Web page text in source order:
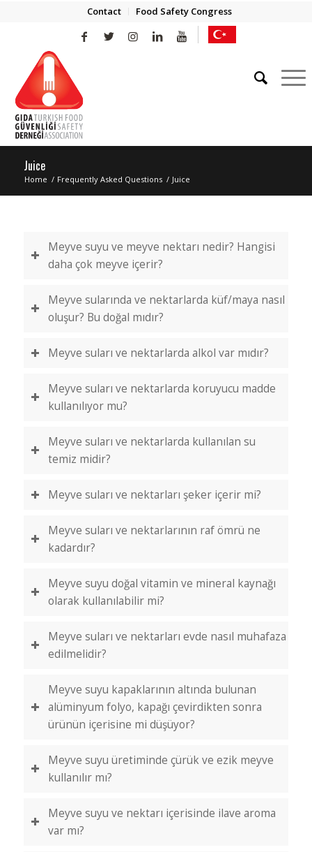
Contact Food Safety Congress
Juice
Home / Frequently Asked Questions / Juice
Meyve suyu ve meyve nektarı nedir? Hangisi
daha çok meyve içerir?
Meyve sularında ve nektarlarda küf/maya nasıl
oluşur? Bu doğal mıdır?
Meyve suları ve nektarlarda alkol var mıdır?
Meyve suları ve nektarlarda koruyucu madde
kullanılıyor mu?
Meyve suları ve nektarlarda kullanılan su
temiz midir?
Meyve suları ve nektarları şeker içerir mi?
Meyve suları ve nektarlarının raf ömrü ne
kadardır?
Meyve suyu doğal vitamin ve mineral kaynağı
olarak kullanılabilir mi?
Meyve suları ve nektarları evde nasıl muhafaza
edilmelidir?
Meyve suyu kapaklarının altında bulunan
alüminyum folyo, kapağı çevirdikten sonra
ürünün içerisine mi düşüyor?
Meyve suyu üretiminde çürük ve ezik meyve
kullanılır mı?
Meyve suyu ve nektarı içerisinde ilave aroma
var mı?